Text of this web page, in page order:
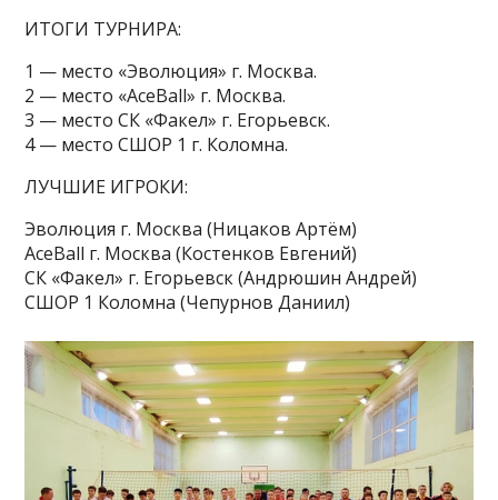
ИТОГИ ТУРНИРА:
1 — место «Эволюция» г. Москва.
2 — место «AceBall» г. Москва.
3 — место СК «Факел» г. Егорьевск.
4 — место СШОР 1 г. Коломна.
ЛУЧШИЕ ИГРОКИ:
Эволюция г. Москва (Ницаков Артём)
AceBall г. Москва (Костенков Евгений)
СК «Факел» г. Егорьевск (Андрюшин Андрей)
СШОР 1 Коломна (Чепурнов Даниил)